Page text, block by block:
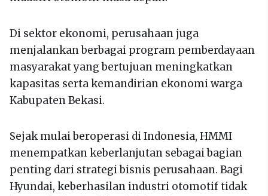
Di sektor ekonomi, perusahaan juga
menjalankan berbagai program pemberdayaan
masyarakat yang bertujuan meningkatkan
kapasitas serta kemandirian ekonomi warga
Kabupaten Bekasi.
Sejak mulai beroperasi di Indonesia, HMMI
menempatkan keberlanjutan sebagai bagian
penting dari strategi bisnis perusahaan. Bagi
Hyundai, keberhasilan industri otomotif tidak